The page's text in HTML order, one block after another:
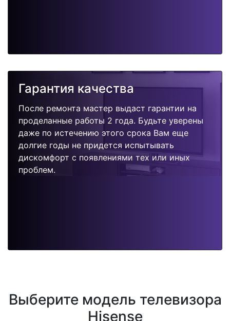
Гарантия качества
После ремонта мастер выдаст гарантии на
проделанные работы 2 года. Будьте уверены
даже по истечению этого срока Вам еще
долгие годы не придется испытывать
дискомфорт с появлениями тех или иных
проблем.
Выберите модель телевизора
Hisense